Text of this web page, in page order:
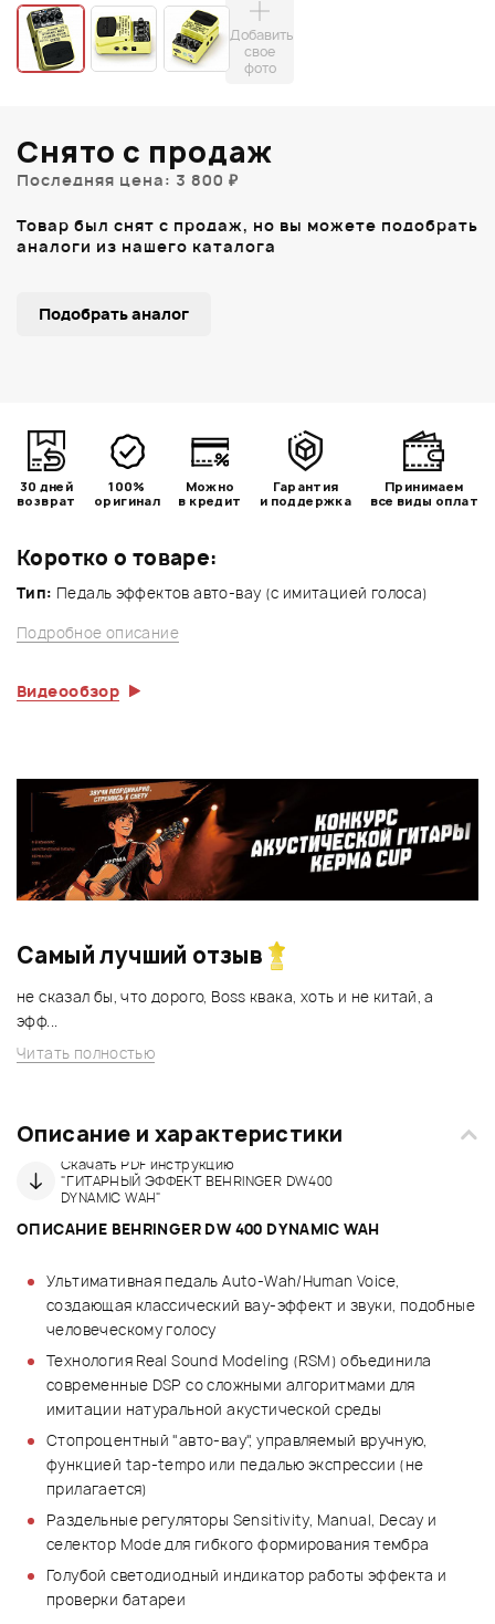
Добавить
свое
фото
Коротко о товаре:
Тип: Педаль эффектов авто-вау (с имитацией голоса)
Подробное описание
Видеообзор
Снято с продаж
Последняя цена: 3 800 ₽
Товар был снят с продаж, но вы можете подобрать
аналоги из нашего каталога
Подобрать аналог
30 дней
возврат
100%
оригинал
Можно
в кредит
Гарантия
и поддержка
Принимаем
все виды оплат
Самый лучший отзыв
не сказал бы, что дорого, Boss квака, хоть и не китай, а
эфф...
Читать полностью
Описание и характеристики
Скачать PDF инструкцию
"ГИТАРНЫЙ ЭФФЕКТ BEHRINGER DW400
DYNAMIC WAH"
ОПИСАНИЕ BEHRINGER DW 400 DYNAMIC WAH
Ультимативная педаль Auto-Wah/Human Voice,
создающая классический вау-эффект и звуки, подобные
человеческому голосу
Технология Real Sound Modeling (RSM) объединила
современные DSP со сложными алгоритмами для
имитации натуральной акустической среды
Стопроцентный "авто-вау", управляемый вручную,
функцией tap-tempo или педалью экспрессии (не
прилагается)
Раздельные регуляторы Sensitivity, Manual, Decay и
селектор Mode для гибкого формирования тембра
Голубой светодиодный индикатор работы эффекта и
проверки батареи